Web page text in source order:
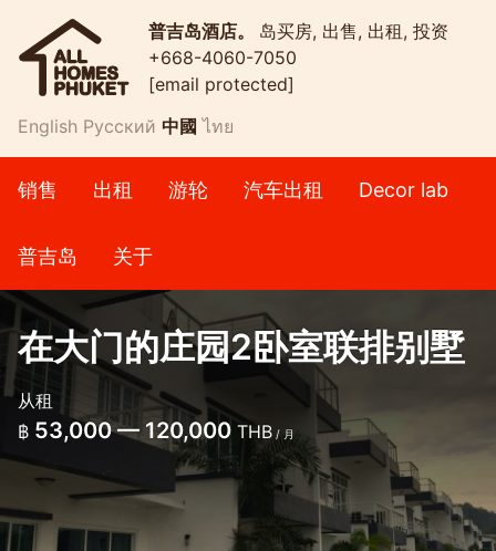
普吉岛酒店。 岛买房, 出售, 出租, 投资
+668-4060-7050
[email protected]
English Русский 中國 ไทย
销售 出租 游轮 汽车出租 Decor lab
普吉岛 关于
在大门的庄园2卧室联排别墅
从租
฿ 53,000 — 120,000 THB / 月